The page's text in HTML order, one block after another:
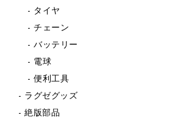
タイヤ
チェーン
バッテリー
電球
便利工具
ラグゼグッズ
絶版部品